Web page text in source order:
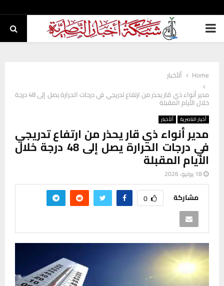
PRIMARY
Home
ألأخبار
مدير أنواء ذي قار يحذر من ارتفاع تدريجي في درجات الحرارة يصل إلى 48 درجة
خلال الأيام المقبلة
أخبار الناصرية ألأخبار
مدير أنواء ذي قار يحذر من ارتفاع تدريجي
في درجات الحرارة يصل إلى 48 درجة خلال
الأيام المقبلة
18 يونيو، 2026
مشاركة 0